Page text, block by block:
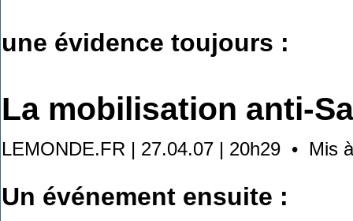
une évidence toujours :
La mobilisation anti-
LEMONDE.FR | 27.04.07 | 20h29 • Mis
Un événement ensuite :